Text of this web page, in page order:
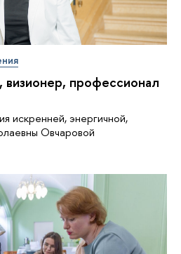
визионер, про­фес­си­о­нал
искренней, энергичной,
Овчаровой